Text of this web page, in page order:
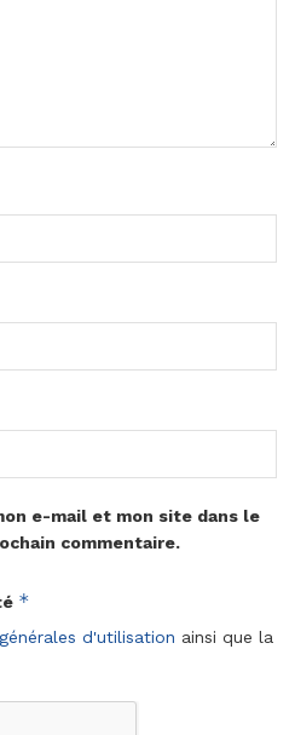
e-mail et mon site dans le
commentaire.
*
d'utilisation ainsi que la